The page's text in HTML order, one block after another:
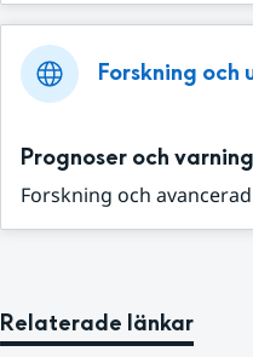
Forskning och
Prognoser och
Forskning och
Relaterade länkar